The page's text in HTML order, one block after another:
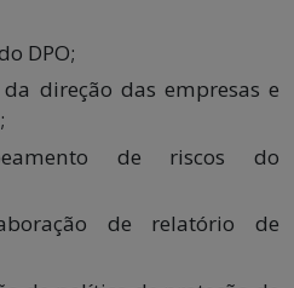
DPO;
direção das empresas e
de riscos do
de relatório de